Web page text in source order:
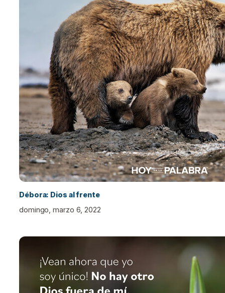
Débora: Dios al frente
domingo, marzo 6, 2022